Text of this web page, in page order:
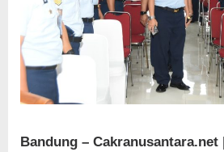
Bandung – Cakranusantara.net |